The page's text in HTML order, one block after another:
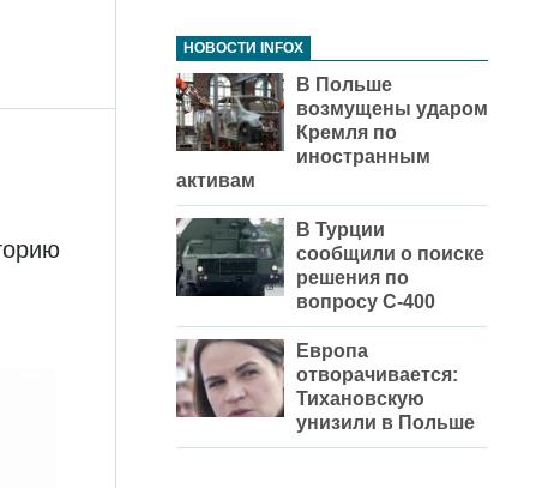
НОВОСТИ INFOX
В Польше
возмущены ударом
Кремля по
иностранным
активам
В Турции
сообщили о поиске
решения по
вопросу С-400
Европа
отворачивается:
Тихановскую
унизили в Польше